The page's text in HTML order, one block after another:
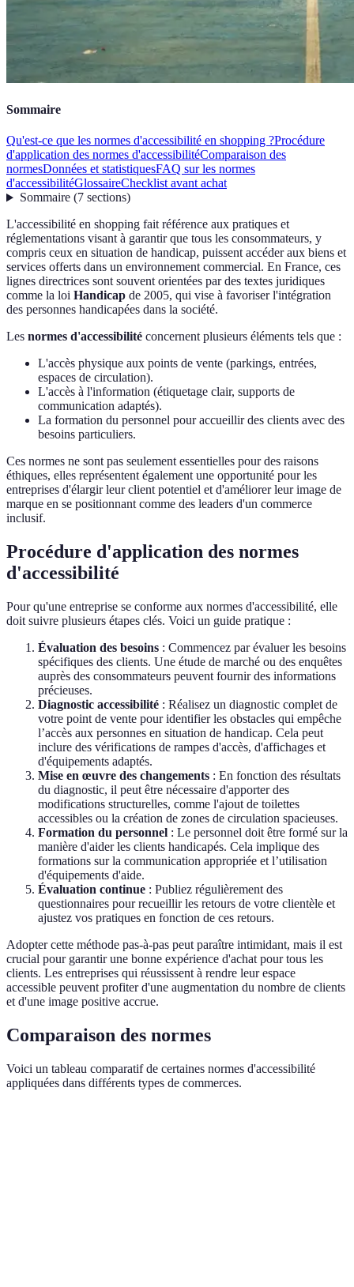
Sommaire
Qu'est-ce que les normes d'accessibilité en shopping ?Procédure
d'application des normes d'accessibilitéComparaison des
normesDonnées et statistiquesFAQ sur les normes
d'accessibilitéGlossaireChecklist avant achat
Sommaire(7 sections)
L'accessibilité en shopping fait référence aux pratiques et
réglementations visant à garantir que tous les consommateurs, y
compris ceux en situation de handicap, puissent accéder aux biens et
services offerts dans un environnement commercial. En France, ces
lignes directrices sont souvent orientées par des textes juridiques
comme la loi Handicap de 2005, qui vise à favoriser l'intégration
des personnes handicapées dans la société.
Les normes d'accessibilité concernent plusieurs éléments tels que :
L'accès physique aux points de vente (parkings, entrées,
espaces de circulation).
L'accès à l'information (étiquetage clair, supports de
communication adaptés).
La formation du personnel pour accueillir des clients avec des
besoins particuliers.
Ces normes ne sont pas seulement essentielles pour des raisons
éthiques, elles représentent également une opportunité pour les
entreprises d'élargir leur client potentiel et d'améliorer leur image de
marque en se positionnant comme des leaders d'un commerce
inclusif.
Procédure d'application des normes
d'accessibilité
Pour qu'une entreprise se conforme aux normes d'accessibilité, elle
doit suivre plusieurs étapes clés. Voici un guide pratique :
Évaluation des besoins : Commencez par évaluer les besoins
spécifiques des clients. Une étude de marché ou des enquêtes
auprès des consommateurs peuvent fournir des informations
précieuses.
Diagnostic accessibilité : Réalisez un diagnostic complet de
votre point de vente pour identifier les obstacles qui empêche
l’accès aux personnes en situation de handicap. Cela peut
inclure des vérifications de rampes d'accès, d'affichages et
d'équipements adaptés.
Mise en œuvre des changements : En fonction des résultats
du diagnostic, il peut être nécessaire d'apporter des
modifications structurelles, comme l'ajout de toilettes
accessibles ou la création de zones de circulation spacieuses.
Formation du personnel : Le personnel doit être formé sur la
manière d'aider les clients handicapés. Cela implique des
formations sur la communication appropriée et l’utilisation
d'équipements d'aide.
Évaluation continue : Publiez régulièrement des
questionnaires pour recueillir les retours de votre clientèle et
ajustez vos pratiques en fonction de ces retours.
Adopter cette méthode pas-à-pas peut paraître intimidant, mais il est
crucial pour garantir une bonne expérience d'achat pour tous les
clients. Les entreprises qui réussissent à rendre leur espace
accessible peuvent profiter d'une augmentation du nombre de clients
et d'une image positive accrue.
Comparaison des normes
Voici un tableau comparatif de certaines normes d'accessibilité
appliquées dans différents types de commerces.